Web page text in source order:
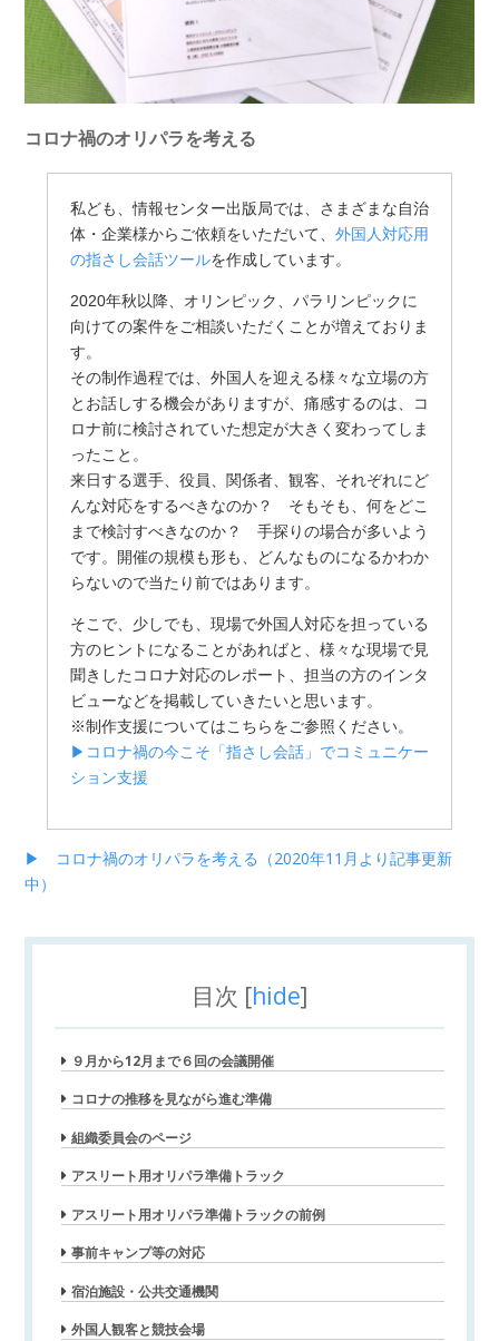
コロナ禍のオリパラを考える
私ども、情報センター出版局では、さまざまな自治
体・企業様からご依頼をいただいて、 外国人対応用
の指さし会話ツールを作成しています。
2020年秋以降、オリンピック、パラリンピックに
向けての案件をご相談いただくことが増えておりま
す。
その制作過程では、外国人を迎える様々な立場の方
とお話しする機会がありますが、痛感するのは、コ
ロナ前に検討されていた想定が大きく変わってしま
ったこと。
来日する選手、役員、関係者、観客、それぞれにど
んな対応をするべきなのか？ そもそも、何をどこ
まで検討すべきなのか？ 手探りの場合が多いよう
です。開催の規模も形も、どんなものになるかわか
らないので当たり前ではあります。
そこで、少しでも、現場で外国人対応を担っている
方のヒントになることがあればと、様々な現場で見
聞きしたコロナ対応のレポート、担当の方のインタ
ビューなどを掲載していきたいと思います。
※制作支援についてはこちらをご参照ください。
▶コロナ禍の今こそ「指さし会話」でコミュニケー
ション支援
▶ コロナ禍のオリパラを考える（2020年11月より記事更新
中）
目次 [hide]
９月から12月まで６回の会議開催
コロナの推移を見ながら進む準備
組織委員会のページ
アスリート用オリパラ準備トラック
アスリート用オリパラ準備トラックの前例
事前キャンプ等の対応
宿泊施設・公共交通機関
外国人観客と競技会場